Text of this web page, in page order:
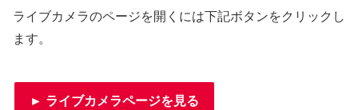
ライブカメラのページを開くには下記ボタンをクリックし
ます。
► ライブカメラページを見る